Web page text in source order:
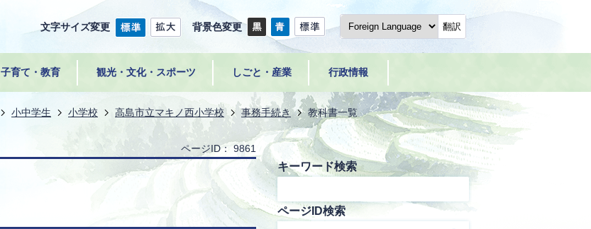
文字サイズ変更 背景色変更 翻訳
子育て・教育 観光・文化・スポーツ しごと・産業 行政情報
小中学生 小学校 高島市立マキノ西小学校 事務手続き 教科書一覧
ページID： 9861
キーワード検索
ページID検索